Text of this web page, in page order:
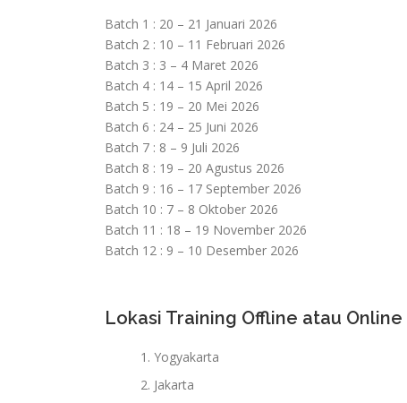
Batch 1 : 20 – 21 Januari 2026
Batch 2 : 10 – 11 Februari 2026
Batch 3 : 3 – 4 Maret 2026
Batch 4 : 14 – 15 April 2026
Batch 5 : 19 – 20 Mei 2026
Batch 6 : 24 – 25 Juni 2026
Batch 7 : 8 – 9 Juli 2026
Batch 8 : 19 – 20 Agustus 2026
Batch 9 : 16 – 17 September 2026
Batch 10 : 7 – 8 Oktober 2026
Batch 11 : 18 – 19 November 2026
Batch 12 : 9 – 10 Desember 2026
Lokasi Training Offline atau Online
Yogyakarta
Jakarta